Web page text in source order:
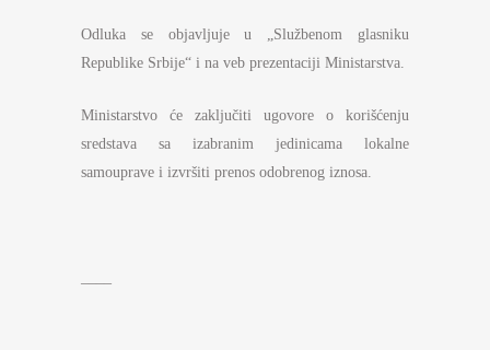
Odluka se objavljuje u „Službenom glasniku
Republike Srbije“ i na veb prezentaciji Ministarstva.
Ministarstvo će zaključiti ugovore o korišćenju
sredstava sa izabranim jedinicama lokalne
samouprave i izvršiti prenos odobrenog iznosa.